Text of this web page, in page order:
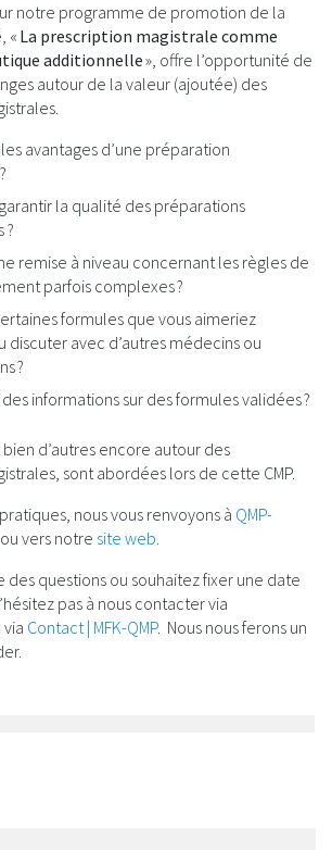
notre programme de promotion de la
« La prescription magistrale comme
additionnelle», offre l’opportunité de
autour de la valeur (ajoutée) des
avantages d’une préparation
la qualité des préparations
?
remise à niveau concernant les règles de
parfois complexes ?
formules que vous aimeriez
discuter avec d’autres médecins ou
?
informations sur des formules validées ?
bien d’autres encore autour des
sont abordées lors de cette CMP.
nous vous renvoyons à QMP-
ou vers notre site web.
des questions ou souhaitez fixer une date
pas à nous contacter via
via Contact | MFK-QMP. Nous nous ferons un